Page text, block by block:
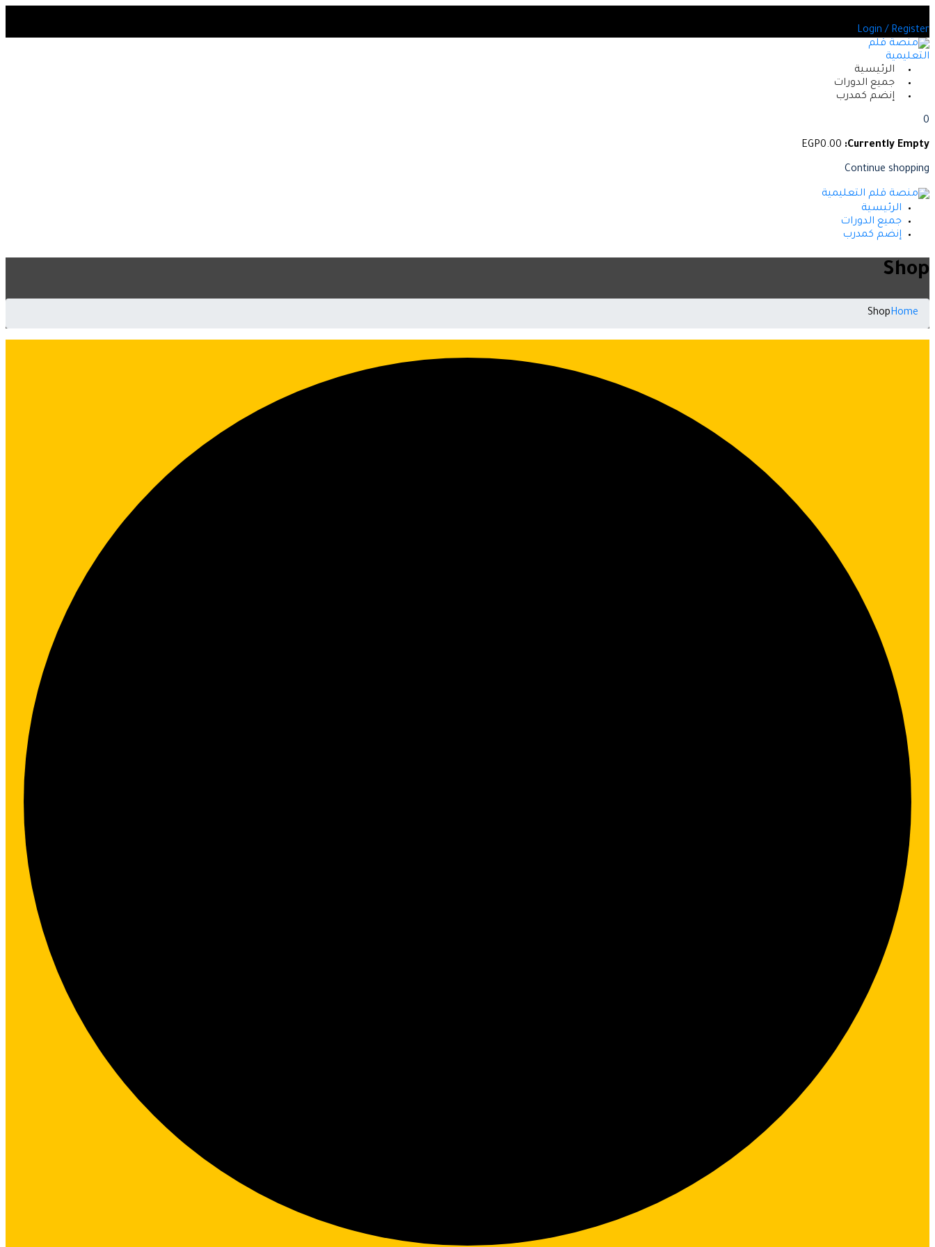
to
content
Login / Register
الرئيسية
جميع الدورات
إنضم كمدرب
0
Currently Empty:
EGP0.00
Continue shopping
الرئيسية
جميع الدورات
إنضم كمدرب
Shop
Home
Shop